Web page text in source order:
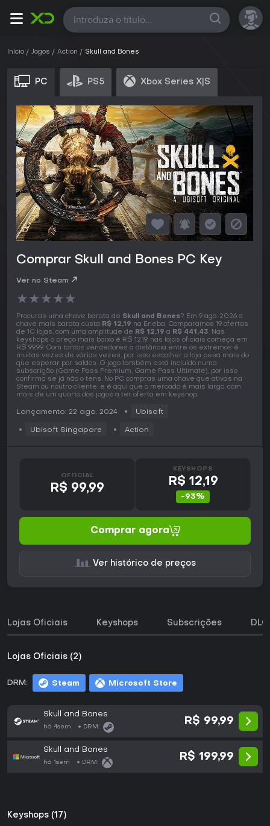
Todas
Início Jogos Action Skull and Bones
PC PS5 Xbox Series X|S
Comprar Skull and Bones PC Key
Ver no Steam
★★★★★
Procuras uma chave barata de Skull and Bones? Em 9 ago. 2026 a
chave mais barata custa R$ 12,19 na Eneba. Comparamos 19 ofertas
de 10 lojas, com uma amplitude de R$ 12,19 a R$ 441,43. Nas
keyshops o preço mais baixo é R$ 12,19, nas lojas oficiais começa em
R$ 99,99. Com tantos vendedores a distância entre os extremos é
muitas vezes de várias vezes, por isso escolher a loja pesa mais do
que esperar por saldos. O jogo também está incluído numa
subscrição (Game Pass Premium, Game Pass Ultimate), por isso
confirma se já não o tens. No PC compras uma chave que ativas na
Steam ou noutro cliente, e é aqui que o mercado é mais largo, com
mais de um quarto dos jogos a ter oferta em keyshop.
Lançamento: 22 ago. 2024 Ubisoft
Ubisoft Singapore Action
OFFICIAL
R$ 99,99
KEYSHOPS
R$ 12,19
-93%
Comprar agora
Ver histórico de preços
Lojas Oficiais Keyshops Subscrições DLC
Lojas Oficiais (2)
DRM: Steam Microsoft Store
Skull and Bones
há 4sem DRM:
R$ 99,99
Skull and Bones
há 1sem DRM:
R$ 199,99
Keyshops (17)